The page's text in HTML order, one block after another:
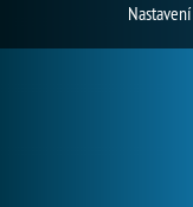
Nastavení